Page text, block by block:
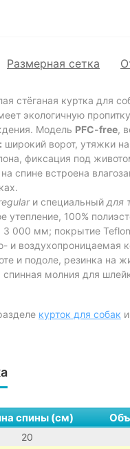
Размерная сетка
стёганая куртка для
экологичную
Модель PFC-free,
широкий ворот, утяжки
фиксация под
на спине встроена
и специальный для
утепление, 100%
3 000 мм; покрытие
и воздухопроницаемая
и подоле, резинка на
спинная молния для
курток для собак
спины (см)
20